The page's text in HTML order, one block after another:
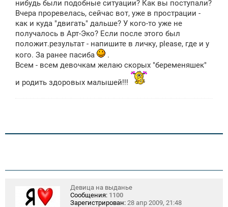
нибудь были подобные ситуации? Как вы поступали?
Вчера проревелась, сейчас вот, уже в прострации -
как и куда "двигать" дальше? У кого-то уже не
получалось в Арт-Эко? Если после этого был
положит.результат - напишите в личку, please, где и у
кого. За ранее пасиба
.
Всем - всем девочкам желаю скорых "беременяшек"
и родить здоровых малышей!!!
Девица на выданье
Сообщения: 1100
Зарегистрирован: 28 апр 2009, 21:48